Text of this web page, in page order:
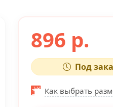
896 р.
Под
Как выбрать